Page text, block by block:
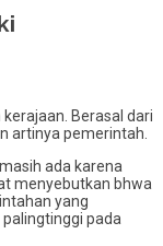
Berasal dari
artinya pemerintah.
ada karena
menyebutkan bhwa
yang
pada